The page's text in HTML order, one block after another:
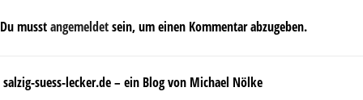
Du musstangemeldetsein, um einen Kommentar abzugeben.
salzig-suess-lecker.de – ein Blog von Michael Nölke